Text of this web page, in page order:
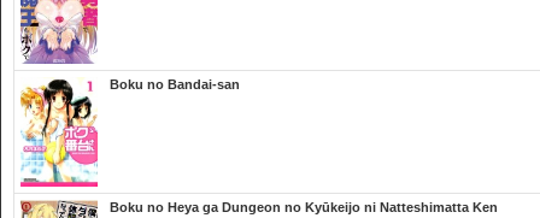
Boku no Bandai-san
Boku no Heya ga Dungeon no Kyūkeijo ni Natteshimatta Ken